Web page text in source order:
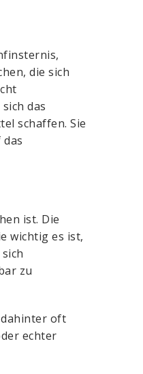
die sich
das
schaffen. Sie
ist. Die
wichtig es ist,
zu
oft
echter